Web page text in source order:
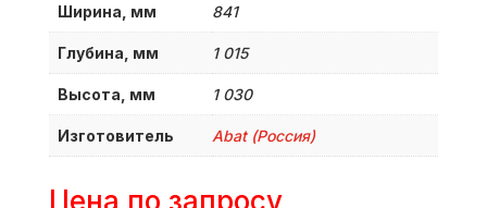
Ширина, мм 841
Глубина, мм 1 015
Высота, мм 1 030
Изготовитель Abat (Россия)
Цена по запросу